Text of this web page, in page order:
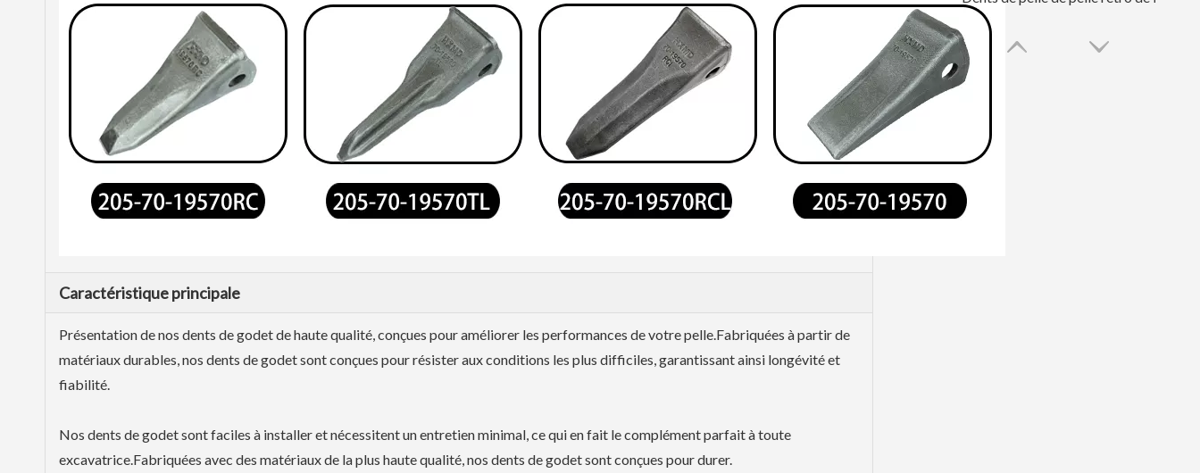
Caractéristique principale
Présentation de nos dents de godet de haute qualité, conçues pour améliorer les performances de votre pelle.Fabriquées à partir de
matériaux durables, nos dents de godet sont conçues pour résister aux conditions les plus difficiles, garantissant ainsi longévité et
fiabilité.
Nos dents de godet sont faciles à installer et nécessitent un entretien minimal, ce qui en fait le complément parfait à toute
excavatrice.Fabriquées avec des matériaux de la plus haute qualité, nos dents de godet sont conçues pour durer.